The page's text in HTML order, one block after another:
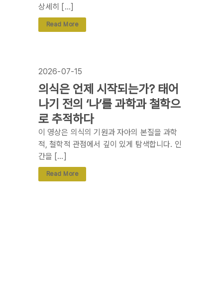
상세히 […]
Read More
2026-07-15
의식은 언제 시작되는가? 태어
나기 전의 ‘나’를 과학과 철학으
로 추적하다
이 영상은 의식의 기원과 자아의 본질을 과학
적, 철학적 관점에서 깊이 있게 탐색합니다. 인
간을 […]
Read More